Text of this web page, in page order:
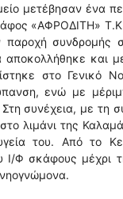
μετέβησαν ένα
«ΑΦΡΟΔΙΤΗ»
συνδρομής
και
στο Γενικό
ενώ με
συνέχεια, με τη
λιμάνι της
του. Από το
Φ σκάφους μέχρι